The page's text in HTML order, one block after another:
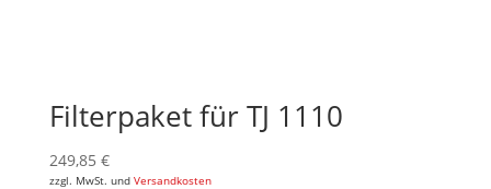
Filterpaket für TJ 1110
249,85 €
zzgl. MwSt. und Versandkosten